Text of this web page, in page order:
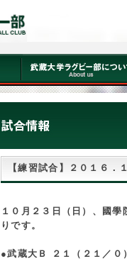
【練習試合】２０１６
１０月２３ 日（日）、國
りです。
●武蔵大Ｂ ２１（２１／